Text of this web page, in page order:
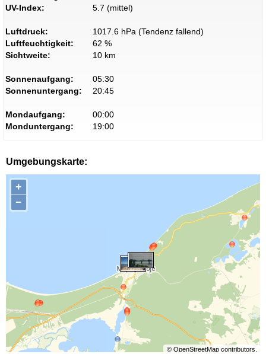
UV-Index:
5.7 (mittel)
Luftdruck:
1017.6 hPa (Tendenz fallend)
Luftfeuchtigkeit:
62 %
Sichtweite:
10 km
Sonnenaufgang:
05:30
Sonnenuntergang:
20:45
Mondaufgang:
00:00
Monduntergang:
19:00
Umgebungskarte:
+
−
© OpenStreetMapcontributors.